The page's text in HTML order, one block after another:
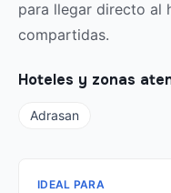
para llegar directo al
compartidas.
Hoteles y zonas
Adrasan
IDEAL PARA